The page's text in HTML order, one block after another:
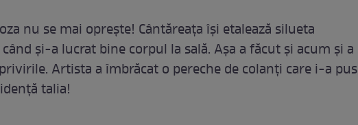
nu se mai oprește! Cântăreața își etalează silueta
și-a lucrat bine corpul la sală. Așa a făcut și acum și a
Artista a îmbrăcat o pereche de colanți care i-a pus
talia!